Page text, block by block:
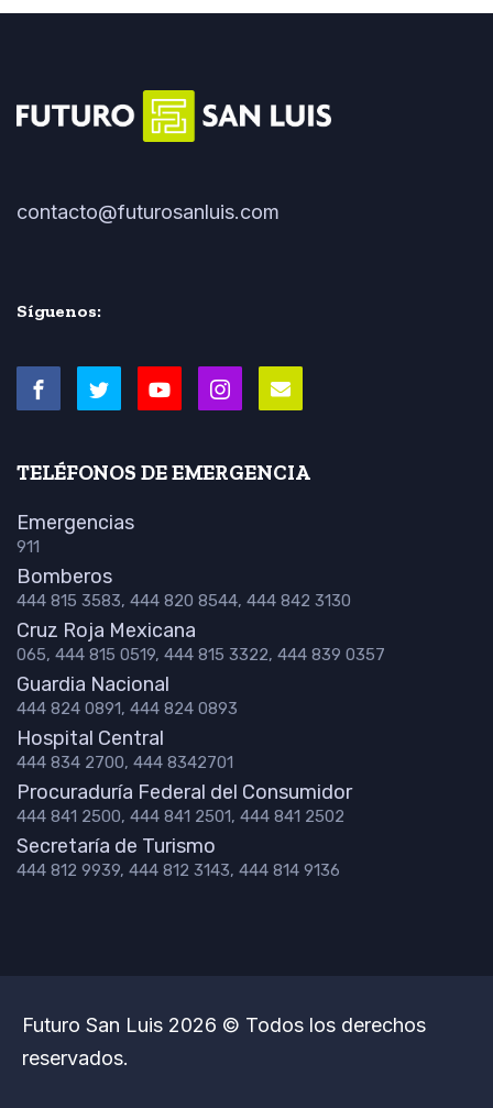
contacto@futurosanluis.com
Síguenos:
TELÉFONOS DE EMERGENCIA
Emergencias
911
Bomberos
444 815 3583, 444 820 8544, 444 842 3130
Cruz Roja Mexicana
065, 444 815 0519, 444 815 3322, 444 839 0357
Guardia Nacional
444 824 0891, 444 824 0893
Hospital Central
444 834 2700, 444 8342701
Procuraduría Federal del Consumidor
444 841 2500, 444 841 2501, 444 841 2502
Secretaría de Turismo
444 812 9939, 444 812 3143, 444 814 9136
Futuro San Luis 2026 © Todos los derechos
reservados.